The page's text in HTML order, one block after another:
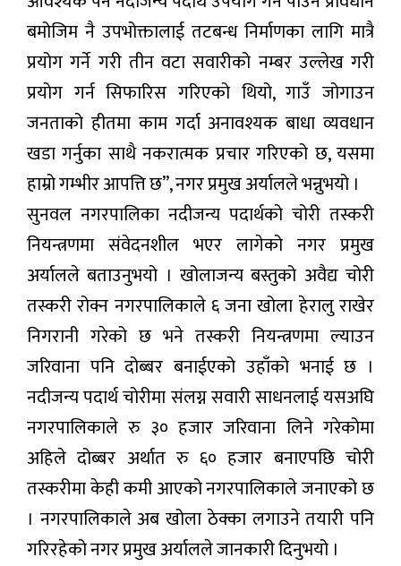
बमोजिम नै उपभोक्तालाई तटबन्ध निर्माणका लागि मात्रै
प्रयोग गर्ने गरी तीन वटा सवारीको नम्बर उल्लेख गरी
प्रयोग गर्न सिफारिस गरिएको थियो, गाउँ जोगाउन
जनताको हीतमा काम गर्दा अनावश्यक बाधा व्यवधान
खडा गर्नुका साथै नकरात्मक प्रचार गरिएको छ, यसमा
हाम्रो गम्भीर आपत्ति छ”, नगर प्रमुख अर्यालले भन्नुभयो ।
सुनवल नगरपालिका नदीजन्य पदार्थको चोरी तस्करी
नियन्त्रणमा संवेदनशील भएर लागेको नगर प्रमुख
अर्यालले बताउनुभयो । खोलाजन्य बस्तुको अवैद्य चोरी
तस्करी रोक्न नगरपालिकाले ६ जना खोला हेरालु राखेर
निगरानी गरेको छ भने तस्करी नियन्त्रणमा ल्याउन
जरिवाना पनि दोब्बर बनाईएको उहाँको भनाई छ ।
नदीजन्य पदार्थ चोरीमा संलग्न सवारी साधनलाई यसअघि
नगरपालिकाले रु ३० हजार जरिवाना लिने गरेकोमा
अहिले दोब्बर अर्थात रु ६० हजार बनाएपछि चोरी
तस्करीमा केही कमी आएको नगरपालिकाले जनाएको छ
। नगरपालिकाले अब खोला ठेक्का लगाउने तयारी पनि
गरिरहेको नगर प्रमुख अर्यालले जानकारी दिनुभयो ।